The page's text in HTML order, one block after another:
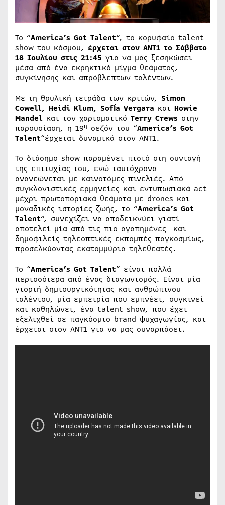
Το “America’s Got Talent“, το κορυφαίο talent
show του κόσμου, έρχεται στον ΑΝΤ1 το Σάββατο
18 Ιουλίου στις 21:45 για να μας ξεσηκώσει
μέσα από ένα εκρηκτικό μίγμα θεάματος,
συγκίνησης και απρόβλεπτων ταλέντων.
Με τη θρυλική τετράδα των κριτών, Simon
Cowell, Heidi Klum, Sofía Vergara και Howie
Mandel και τον χαρισματικό Terry Crews στην
παρουσίαση, η 19η σεζόν του “America’s Got
Talent“έρχεται δυναμικά στον ΑΝΤ1.
Το διάσημο show παραμένει πιστό στη συνταγή
της επιτυχίας του, ενώ ταυτόχρονα
ανανεώνεται με καινοτόμες πινελιές. Από
συγκλονιστικές ερμηνείες και εντυπωσιακά act
μέχρι πρωτοποριακά θεάματα με drones και
μοναδικές ιστορίες ζωής, το “America’s Got
Talent“, συνεχίζει να αποδεικνύει γιατί
αποτελεί μία από τις πιο αγαπημένες και
δημοφιλείς τηλεοπτικές εκπομπές παγκοσμίως,
προσελκύοντας εκατομμύρια τηλεθεατές.
Το “America’s Got Talent” είναι πολλά
περισσότερα από ένας διαγωνισμός. Είναι μία
γιορτή δημιουργικότητας και ανθρώπινου
ταλέντου, μία εμπειρία που εμπνέει, συγκινεί
και καθηλώνει, ένα talent show, που έχει
εξελιχθεί σε παγκόσμιο brand ψυχαγωγίας, και
έρχεται στον ΑΝΤ1 για να μας συναρπάσει.